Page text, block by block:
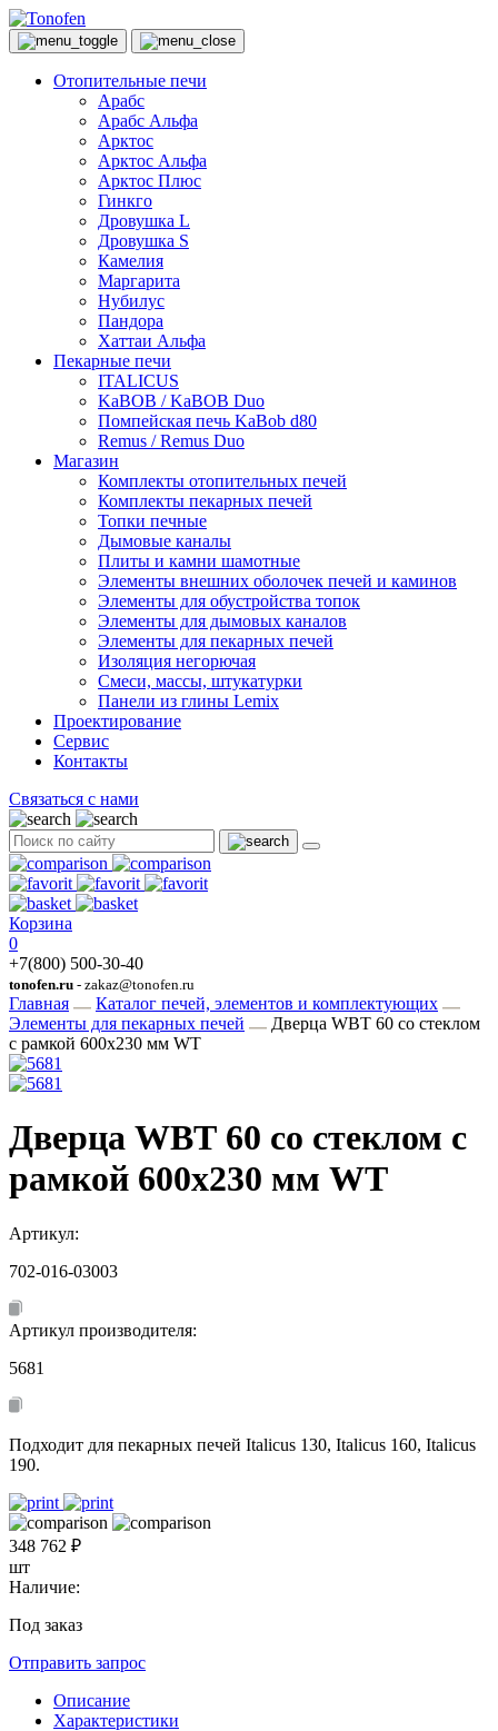
Отопительные печи
Арабс
Арабс Альфа
Арктос
Арктос Альфа
Арктос Плюс
Гинкго
Дровушка L
Дровушка S
Камелия
Маргарита
Нубилус
Пандора
Хаттаи Альфа
Пекарные печи
ITALICUS
KaBOB / KaBOB Duo
Помпейская печь KaBob d80
Remus / Remus Duo
Магазин
Комплекты отопительных печей
Комплекты пекарных печей
Топки печные
Дымовые каналы
Плиты и камни шамотные
Элементы внешних оболочек печей и каминов
Элементы для обустройства топок
Элементы для дымовых каналов
Элементы для пекарных печей
Изоляция негорючая
Смеси, массы, штукатурки
Панели из глины Lemix
Проектирование
Сервис
Контакты
Связаться с нами
Корзина
0
+7(800) 500-30-40
tonofen.ru - zakaz@tonofen.ru
Главная
Каталог печей, элементов и комплектующих
Элементы для пекарных печей
Дверца WВТ 60 со стеклом
с рамкой 600х230 мм WT
Дверца WВТ 60 со стеклом с
рамкой 600х230 мм WT
Артикул:
702-016-03003
Артикул производителя:
5681
Подходит для пекарных печей Italicus 130, Italicus 160, Italicus
190.
348 762 ₽
шт
Наличие:
Под заказ
Отправить запрос
Описание
Характеристики